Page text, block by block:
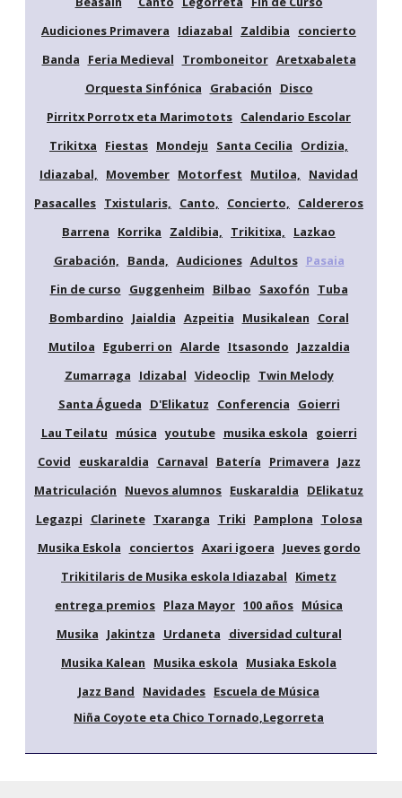
Audiciones Primavera
Idiazabal Zaldibia
concierto
Banda
Feria Medieval Tromboneitor Aretxabaleta
Orquesta Sinfónica
Grabación
Disco
Pirritx Porrotx eta Marimotots Calendario Escolar
Trikitxa
Fiestas Mondeju Santa Cecilia
Ordizia,
Idiazabal,
Movember Motorfest Mutiloa,
Navidad
Pasacalles Txistularis, Canto, Concierto,
Caldereros
Barrena
Korrika Zaldibia, Trikitixa,
Lazkao
Grabación,
Banda, Audiciones Adultos Pasaia
Fin de curso
Guggenheim Bilbao Saxofón
Tuba
Bombardino
Jaialdia Azpeitia Musikalean
Coral
Mutiloa
Eguberri on Alarde Itsasondo
Jazzaldia
Zumarraga
Idizabal Videoclip
Twin Melody
Santa Águeda
D'Elikatuz Conferencia
Goierri
Lau Teilatu
música youtube musika eskola
goierri
Covid
euskaraldia Carnaval Batería Primavera
Jazz
Matriculación
Nuevos alumnos Euskaraldia
DElikatuz
Legazpi
Clarinete Txaranga Triki Pamplona
Tolosa
Musika Eskola
conciertos Axari igoera
Jueves gordo
Trikitilaris de Musika eskola Idiazabal
Kimetz
entrega premios Plaza Mayor 100 años Música
Musika
Jakintza Urdaneta
diversidad cultural
Musika Kalean
Musika eskola
Musiaka Eskola
Jazz Band
Navidades Escuela de Música
Niña Coyote eta Chico Tornado,Legorreta